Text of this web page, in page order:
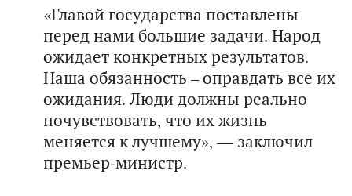
«Главой государства поставлены
перед нами большие задачи. Народ
ожидает конкретных результатов.
Наша обязанность – оправдать все их
ожидания. Люди должны реально
почувствовать, что их жизнь
меняется к лучшему», — заключил
премьер-министр.